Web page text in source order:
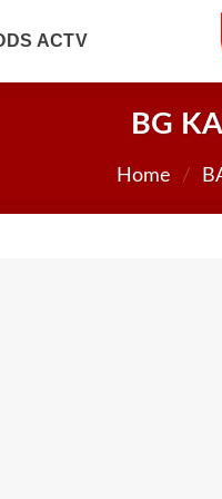
ACTV
BG
Home /